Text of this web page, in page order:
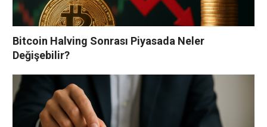
Bitcoin Halving Sonrası Piyasada Neler
Değişebilir?